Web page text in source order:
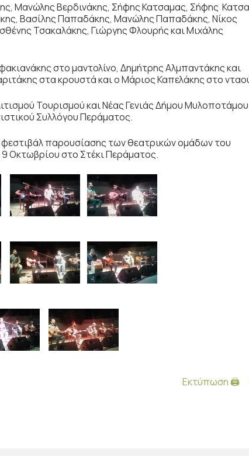
Μανώλης Βερδινάκης, Σήφης Κατσαμας, Σήφης
Βασίλης Παπαδάκης, Μανώλης Παπαδάκης, Νίκος
Τσακαλάκης, Γιώργης Φλουρής και Μιχάλης
στο μαντολίνο, Δημήτρης Αλμπαντάκης και
στα κρουστά και ο Μάριος Καπελάκης στο
Τουρισμού και Νέας Γενιάς Δήμου
Συλλόγου Περάματος.
παρουσίασης των θεατρικών ομάδων του
Οκτωβρίου στο Στέκι Περάματος.
Εκτύπωση 🖨